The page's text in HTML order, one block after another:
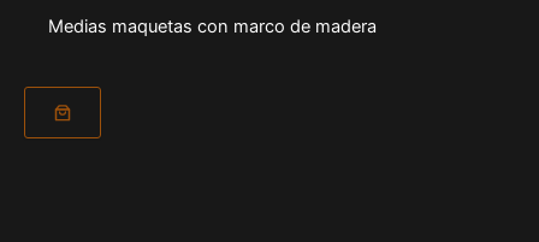
Medias maquetas con marco de madera